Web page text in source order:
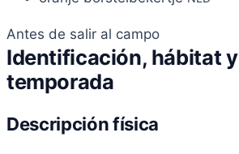
Antes de salir al campo
Identificación, hábitat y
temporada
Descripción física